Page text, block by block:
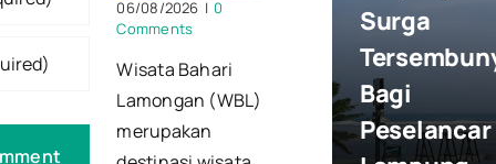
06/08/2026 | 0
Comments
Wisata Bahari
Lamongan (WBL)
merupakan
Surga
Bagi
Peselancar